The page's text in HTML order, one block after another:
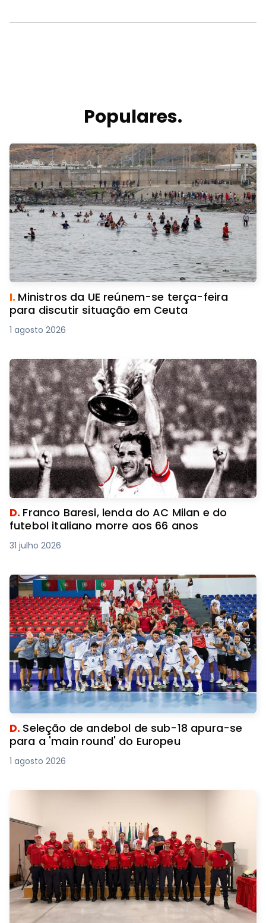
Populares.
I. Ministros da UE reúnem-se terça-feira
para discutir situação em Ceuta
1 agosto 2026
D. Franco Baresi, lenda do AC Milan e do
futebol italiano morre aos 66 anos
31 julho 2026
D. Seleção de andebol de sub-18 apura-se
para a 'main round' do Europeu
1 agosto 2026